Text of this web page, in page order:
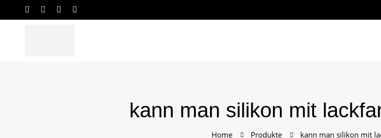
kann man silikon mit
Home Produkte kann man silikon mit